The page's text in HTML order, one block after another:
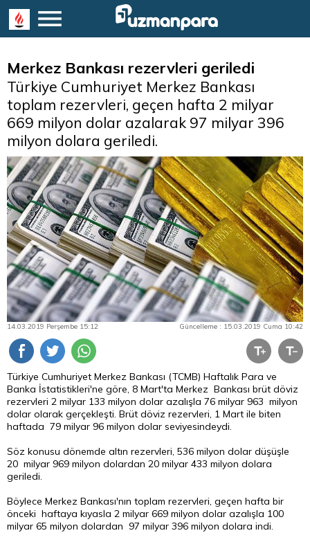
Merkez Bankası rezervleri geriledi
Türkiye Cumhuriyet Merkez Bankası
toplam rezervleri, geçen hafta 2 milyar
669 milyon dolar azalarak 97 milyar 396
milyon dolara geriledi.
14.03.2019 Perşembe 15:12 Güncelleme : 15.03.2019 Cuma 10:42
Türkiye Cumhuriyet Merkez Bankası (TCMB) Haftalık Para ve
Banka İstatistikleri'ne göre, 8 Mart'ta Merkez Bankası brüt döviz
rezervleri 2 milyar 133 milyon dolar azalışla 76 milyar 963 milyon
dolar olarak gerçekleşti. Brüt döviz rezervleri, 1 Mart ile biten
haftada 79 milyar 96 milyon dolar seviyesindeydi.
Söz konusu dönemde altın rezervleri, 536 milyon dolar düşüşle
20 milyar 969 milyon dolardan 20 milyar 433 milyon dolara
geriledi.
Böylece Merkez Bankası'nın toplam rezervleri, geçen hafta bir
önceki haftaya kıyasla 2 milyar 669 milyon dolar azalışla 100
milyar 65 milyon dolardan 97 milyar 396 milyon dolara indi.